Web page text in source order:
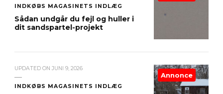
INDKØBS MAGASINETS INDLÆG
Sådan undgår du fejl og huller i
dit sandspartel-projekt
UPDATED ON JUNI 9, 2026
INDKØBS MAGASINETS INDLÆG
Annonce